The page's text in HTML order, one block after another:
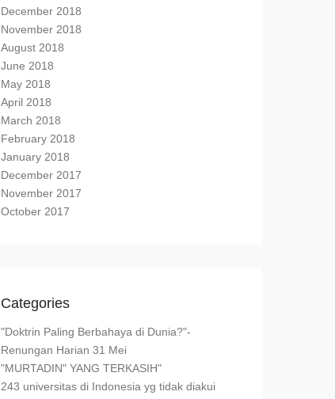
December 2018
November 2018
August 2018
June 2018
May 2018
April 2018
March 2018
February 2018
January 2018
December 2017
November 2017
October 2017
Categories
"Doktrin Paling Berbahaya di Dunia?"-
Renungan Harian 31 Mei
"MURTADIN" YANG TERKASIH"
243 universitas di Indonesia yg tidak diakui